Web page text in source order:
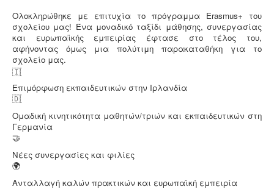
Ολοκληρώθηκε με επιτυχία το πρόγραμμα Erasmus+ του
σχολείου μας! Ένα μοναδικό ταξίδι μάθησης, συνεργασίας
και ευρωπαϊκής εμπειρίας έφτασε στο τέλος του,
αφήνοντας όμως μια πολύτιμη παρακαταθήκη για το
σχολείο μας.
Επιμόρφωση εκπαιδευτικών στην Ιρλανδία
Ομαδική κινητικότητα μαθητών/τριών και εκπαιδευτικών στη
Γερμανία
Νέες συνεργασίες και φιλίες
Ανταλλαγή καλών πρακτικών και ευρωπαϊκή εμπειρία